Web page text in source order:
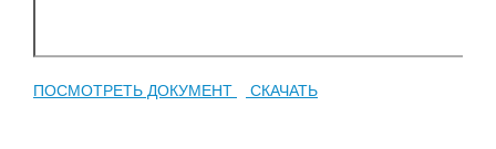
ПОСМОТРЕТЬ ДОКУМЕНТ СКАЧАТЬ